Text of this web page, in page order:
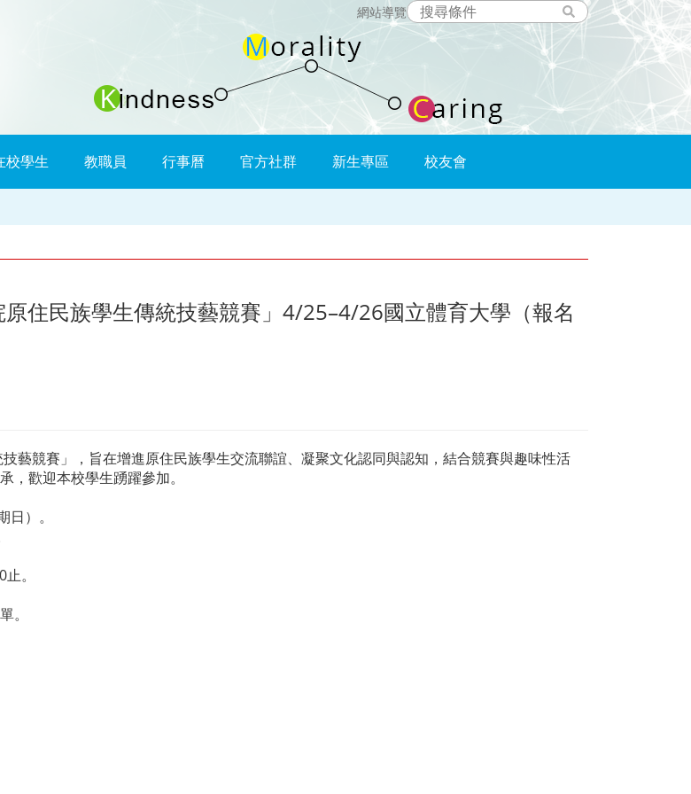
網站導覽
校學生 教職員 行事曆 官方社群 新生專區 校友會
住民族學生傳統技藝競賽」4/25–4/26國立體育大學（報名
藝競賽」，旨在增進原住民族學生交流聯誼、凝聚文化認同與認知，結合競賽與趣味性活
，歡迎本校學生踴躍參加。
）。
。
。